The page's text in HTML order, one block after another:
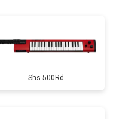
Shs-500Rd